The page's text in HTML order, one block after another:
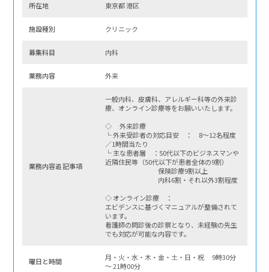
所在地 東京都 港区
施設種別 クリニック
募集科⽬ 内科
業務内容 外来
業務内容追記事項
一般内科、皮膚科、アレルギー科等の外来診
療、オンライン診療等をお願いいたします。
◇ 外来診療
└ 外来受診者の対応目安 ： 8～12名程度
／1時間当たり
└ 主な患者層 ：50代以下のビジネスマンや
近隣住民等（50代以下が患者全体の9割）
保険診療9割以上
内科6割・それ以外3割程度
◇ オンライン診療 ：
エビデンスに基づくマニュアルが整備されて
います。
看護師の問診後の診察となり、未経験の先生
でも対応が可能な内容です。
曜⽇と時間
月・火・水・木・金・土・日・祝 9時30分
〜 21時00分